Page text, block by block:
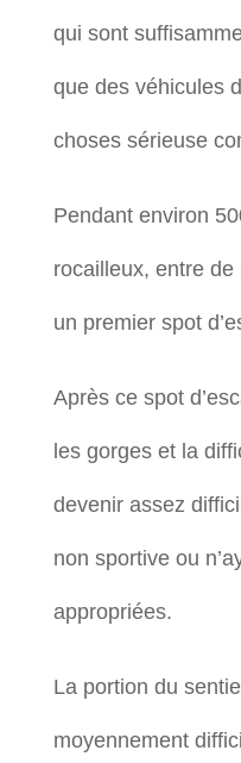
qui sont
que des véhicules
choses sérieuse
Pendant environ
rocailleux, entre
un premier spot
Après ce spot
les gorges et la
devenir assez
non sportive ou
appropriées.
La portion du
moyennement